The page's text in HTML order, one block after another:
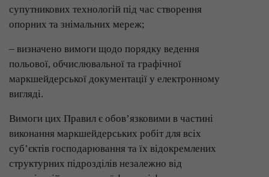
супутникових технологій під час створення
опорних та знімальних мереж;
– визначено вимоги щодо порядку ведення
польової, обчислювальної та графічної
маркшейдерської документації у електронному
вигляді.
Вимоги цих Правил є обов’язковими в частині
виконання маркшейдерських робіт для всіх
суб’єктів господарювання та їх відокремлених
структурних підрозділів незалежно від